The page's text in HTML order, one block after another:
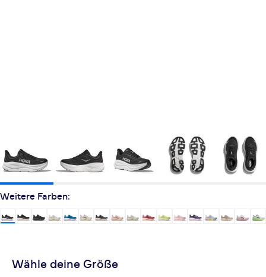
Weitere Farben:
Wähle deine Größe